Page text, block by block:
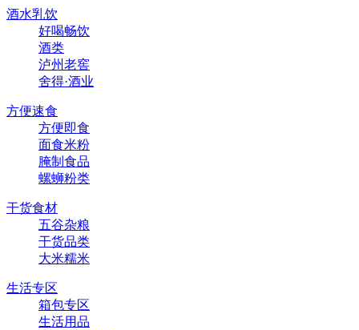
酒水乳饮
好喝畅饮
酒类
泸州老窖
舍得·酒业
方便速食
方便即食
面食米粉
腌制食品
螺蛳粉类
干货食材
五谷杂粮
干货品类
大米糯米
生活专区
箱包专区
生活用品